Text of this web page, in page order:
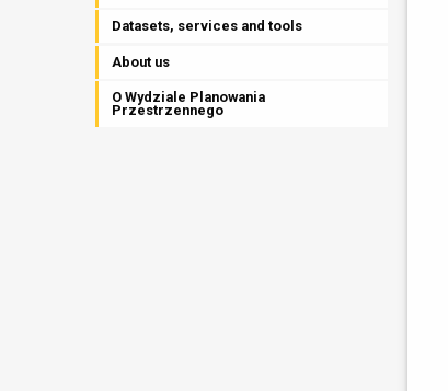
Datasets, services and tools
About us
O Wydziale Planowania
Przestrzennego